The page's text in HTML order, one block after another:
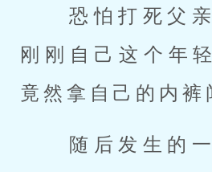
刚刚自己这个年
竟然拿自己的内裤